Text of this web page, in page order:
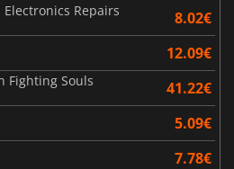
Electronics Repairs
8.02€
12.09€
Fighting Souls 41.22€
5.09€
7.78€